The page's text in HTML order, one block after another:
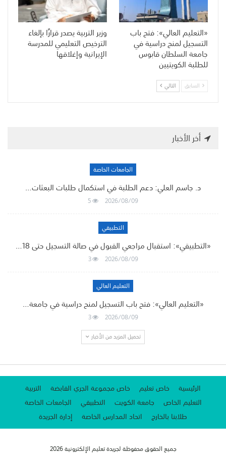
«التعليم العالي»: فتح باب
التسجيل لمنح دراسية في
جامعة السلطان قابوس
للطلبة الكويتيين
وزير التربية يصدر قرارًا بإلغاء
الترخيص التعليمي للمدرسة
الإيرانية وإغلاقها
السابق التالي
أخر الأخبار
الجامعات الخاصة
د. جاسم العلي: دعم الطلبة في استكمال طلبات البعثات…
2026/08/09
5
التطبيقي
«التطبيقي»: استقبال مراجعي القبول في صالة التسجيل حتى 18…
2026/08/09
3
التعليم العالي
«التعليم العالي»: فتح باب التسجيل لمنح دراسية في جامعة…
2026/08/09
3
تحميل المزيد من الأخبار
الرئيسية خاص تعليم خاص مجموعة الجري القابضة
التربية
التعليم الخاص
جامعة الكويت التطبيقي
الجامعات الخاصة
طلابنا بالخارج
اتحاد المدارس الخاصة إدارة الجريدة
جميع الحقوق محفوظة لجريدة تعليم الإلكترونية 2026